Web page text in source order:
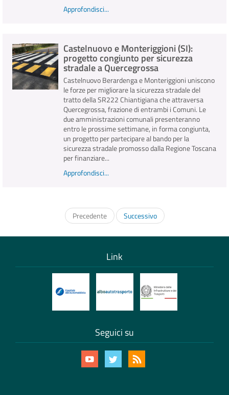
Approfondisci...
Castelnuovo e Monteriggioni (SI):
progetto congiunto per sicurezza
stradale a Quercegrossa
Castelnuovo Berardenga e Monteriggioni uniscono
le forze per migliorare la sicurezza stradale del
tratto della SR222 Chiantigiana che attraversa
Quercegrossa, frazione di entrambi i Comuni. Le
due amministrazioni comunali presenteranno
entro le prossime settimane, in forma congiunta,
un progetto per partecipare al bando per la
sicurezza stradale promosso dalla Regione Toscana
per finanziare...
Approfondisci...
Precedente Successivo
Link
Seguici su